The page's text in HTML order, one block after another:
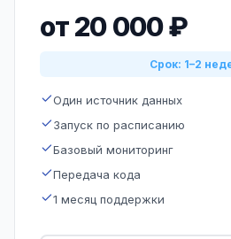
от 20 000 ₽
Срок: 1–2
Один источник данных
Запуск по расписанию
Базовый мониторинг
Передача кода
1 месяц поддержки